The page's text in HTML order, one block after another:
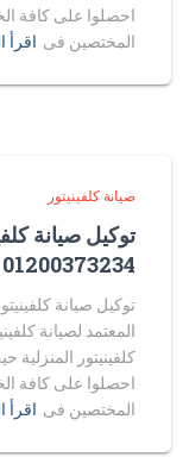
احصلوا على كافة
المختصين فى اقرأ
صيانة كلفينيتور
توكيل صيانة
01200373234
المعتمد لصيانة
كلفينيتور المنزلية
احصلوا على كافة
المختصين فى اقرأ